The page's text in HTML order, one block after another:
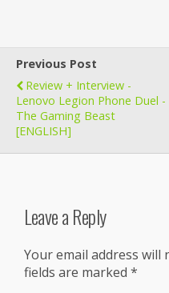
Previous Post
Review + Interview -
Lenovo Legion Phone Duel -
The Gaming Beast
[ENGLISH]
Leave a Reply
Your email address will
fields are marked *